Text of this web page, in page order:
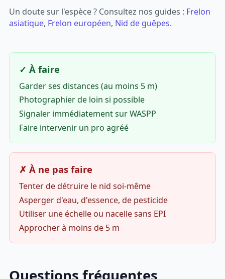
Un doute sur l'espèce ? Consultez nos guides : Frelon
asiatique, Frelon européen, Nid de guêpes.
✓ À faire
Garder ses distances (au moins 5 m)
Photographier de loin si possible
Signaler immédiatement sur WASPP
Faire intervenir un pro agréé
✗ À ne pas faire
Tenter de détruire le nid soi-même
Asperger d'eau, d'essence, de pesticide
Utiliser une échelle ou nacelle sans EPI
Approcher à moins de 5 m